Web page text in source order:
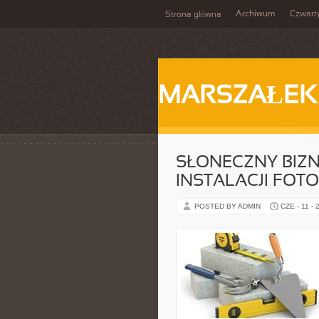
Strona główna Archiwum
MARSZAŁEK
SŁONECZNY
INSTALACJI
POSTED BY ADMIN CZE - 11 -